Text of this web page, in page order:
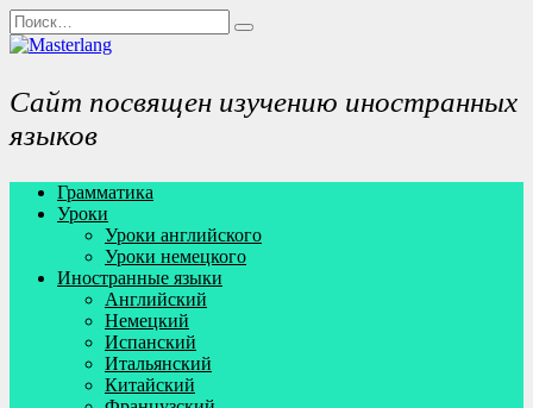
Перейти
к
содержанию
Search
for:
Сайт посвящен изучению иностранных
языков
Грамматика
Уроки
Уроки английского
Уроки немецкого
Иностранные языки
Английский
Немецкий
Испанский
Итальянский
Китайский